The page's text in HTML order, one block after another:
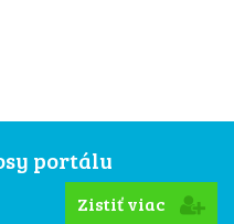
portálu
Zistiť viac